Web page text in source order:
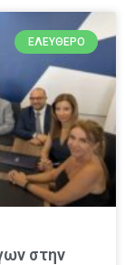
ΕΛΕΎΘΕΡΟ
στην